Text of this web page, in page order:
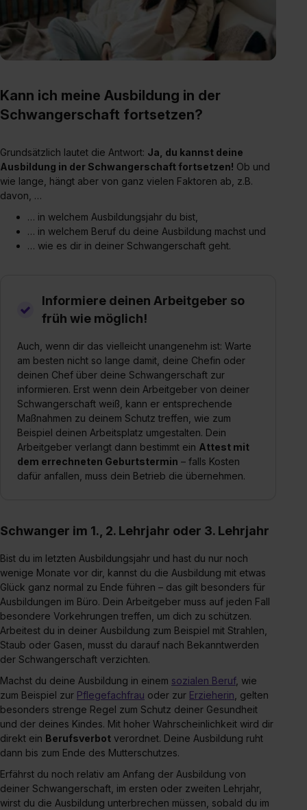
Kann ich meine Ausbildung in der
Schwangerschaft fortsetzen?
Grundsätzlich lautet die Antwort: Ja, du kannst deine
Ausbildung in der Schwangerschaft fortsetzen! Ob und
wie lange, hängt aber von ganz vielen Faktoren ab, z.B.
davon, …
… in welchem Ausbildungsjahr du bist,
… in welchem Beruf du deine Ausbildung machst und
… wie es dir in deiner Schwangerschaft geht.
Informiere deinen Arbeitgeber so
früh wie möglich!
Auch, wenn dir das vielleicht unangenehm ist: Warte
am besten nicht so lange damit, deine Chefin oder
deinen Chef über deine Schwangerschaft zur
informieren. Erst wenn dein Arbeitgeber von deiner
Schwangerschaft weiß, kann er entsprechende
Maßnahmen zu deinem Schutz treffen, wie zum
Beispiel deinen Arbeitsplatz umgestalten. Dein
Arbeitgeber verlangt dann bestimmt ein Attest mit
dem errechneten Geburtstermin – falls Kosten
dafür anfallen, muss dein Betrieb die übernehmen.
Schwanger im 1., 2. Lehrjahr oder 3. Lehrjahr
Bist du im letzten Ausbildungsjahr und hast du nur noch
wenige Monate vor dir, kannst du die Ausbildung mit etwas
Glück ganz normal zu Ende führen – das gilt besonders für
Ausbildungen im Büro. Dein Arbeitgeber muss auf jeden Fall
besondere Vorkehrungen treffen, um dich zu schützen.
Arbeitest du in deiner Ausbildung zum Beispiel mit Strahlen,
Staub oder Gasen, musst du darauf nach Bekanntwerden
der Schwangerschaft verzichten.
Machst du deine Ausbildung in einem sozialen Beruf, wie
zum Beispiel zur Pflegefachfrau oder zur Erzieherin , gelten
besonders strenge Regel zum Schutz deiner Gesundheit
und der deines Kindes. Mit hoher Wahrscheinlichkeit wird dir
direkt ein Berufsverbot verordnet. Deine Ausbildung ruht
dann bis zum Ende des Mutterschutzes.
Erfährst du noch relativ am Anfang der Ausbildung von
deiner Schwangerschaft, im ersten oder zweiten Lehrjahr,
wirst du die Ausbildung unterbrechen müssen, sobald du im